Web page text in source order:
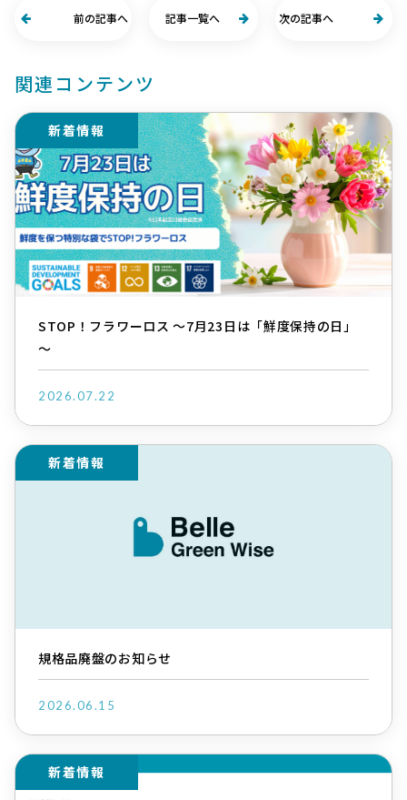
前の記事へ 記事一覧へ 次の記事へ
関連コンテンツ
新着情報
STOP！フラワーロス ～7月23日は「鮮度保持の日」
～
2026.07.22
新着情報
規格品廃盤のお知らせ
2026.06.15
新着情報